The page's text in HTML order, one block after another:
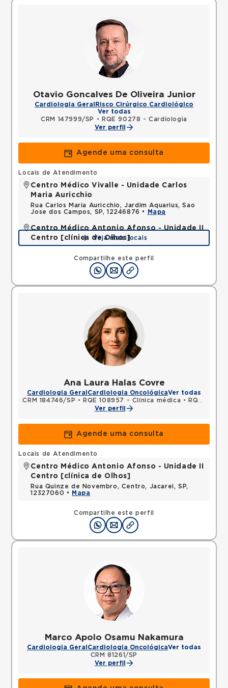
Otavio Goncalves De Oliveira Junior
Cardiologia Geral Risco Cirúrgico Cardiológico
Ver todas
CRM 147999/SP
•
RQE 90278 - Cardiologia
Ver perfil
Agende uma consulta
Compartilhe este perfil
Locais de Atendimento
Centro Médico Vivalle - Unidade Carlos
Maria Auricchio
Rua Carlos Maria Auricchio, Jardim Aquarius, Sao
Jose dos Campos, SP, 12246876 •
Mapa
Centro Médico Antonio Afonso - Unidade II
Centro [clínica de Olhos]
Rua Quinze de Novembro, Centro, Jacarei, SP,
Mapa
Veja mais locais
Ana Laura Halas Covre
Cardiologia Geral Cardiologia OncológicaVer todas
CRM 184746/SP • RQE 108957 - Clínica médica •
RQE 108958 - Cardiologia
Ver perfil
Agende uma consulta
Compartilhe este perfil
Locais de Atendimento
Centro Médico Antonio Afonso - Unidade II
Centro [clínica de Olhos]
Rua Quinze de Novembro, Centro, Jacarei, SP,
12327060 •
Mapa
Marco Apolo Osamu Nakamura
Cardiologia Geral Cardiologia OncológicaVer todas
CRM 81261/SP
Ver perfil